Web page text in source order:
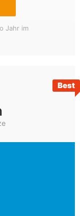
Jahr im
Best